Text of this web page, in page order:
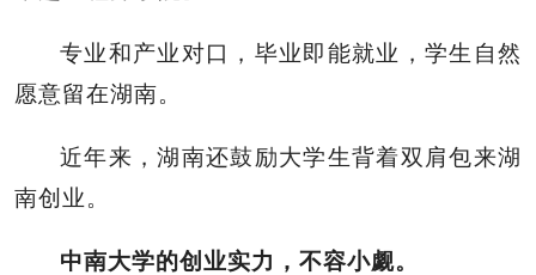
专业和产业对口，毕业即能就业，学生自然
愿意留在湖南。
近年来，湖南还鼓励大学生背着双肩包来湖
南创业。
中南大学的创业实力，不容小觑。